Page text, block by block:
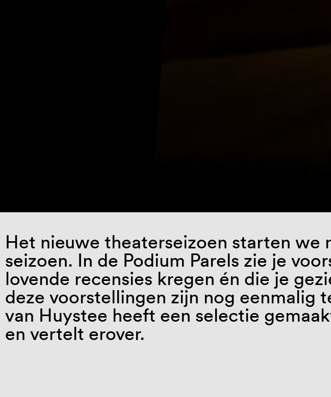
Het nieuwe theaterseizoen starten
seizoen. In de Podium Parels zie je
lovende recensies kregen én die je
deze voorstellingen zijn nog eenmalig
van Huystee heeft een selectie
en vertelt erover.